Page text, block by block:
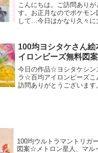
こんにちは。ご訪問ありが
す。お正月なのでポケモン
して…今日はかなり久々に
どろぼう③今日は、柴田ケ
人気絵本「パンどろぼう...
100均ヨシタケさん
イロンビーズ無料図
今日の作品☆ヨシタケシン
ラ☆百均アイロンビーズ
訪問ありがとうございます
100均ウルトラマントリガ
図案☆メトロン星人、マル